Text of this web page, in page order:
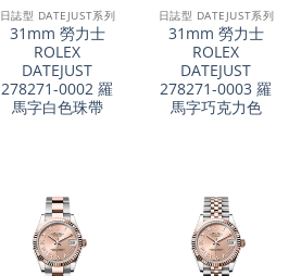
日誌型 DATEJUST系列
31mm 勞力士
ROLEX
DATEJUST
278271-0002 羅
馬字白色珠帶
日誌型 DATEJUST系列
31mm 勞力士
ROLEX
DATEJUST
278271-0003 羅
馬字巧克力色